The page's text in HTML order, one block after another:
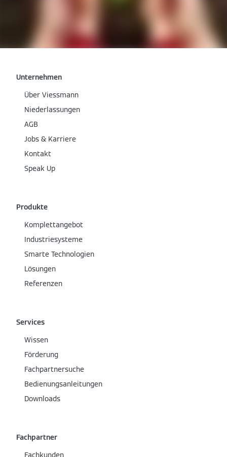
Unternehmen
Über Viessmann
Niederlassungen
AGB
Jobs & Karriere
Kontakt
Speak Up
Produkte
Komplettangebot
Industriesysteme
Smarte Technologien
Lösungen
Referenzen
Services
Wissen
Förderung
Fachpartnersuche
Bedienungsanleitungen
Downloads
Fachpartner
Fachkunden